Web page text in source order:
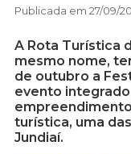
Publicada em 27/09/
A Rota Turística
mesmo nome,
de outubro a
evento
turística, uma
Jundiaí.